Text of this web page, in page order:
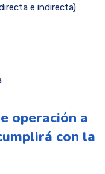
e indirecta)
operación a
con la